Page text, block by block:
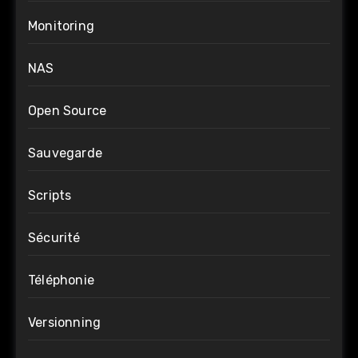
Monitoring
NAS
Open Source
Sauvegarde
Scripts
Sécurité
Téléphonie
Versionning